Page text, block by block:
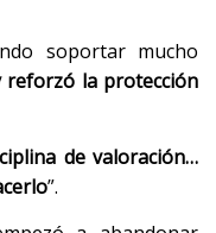
soportar mucho
reforzó la protección
de valoración…
”.